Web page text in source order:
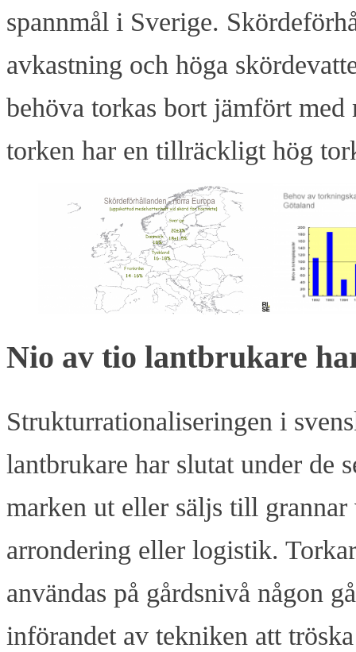
spannmål i Sverige.
avkastning och höga
behöva torkas bort jämfört
torken har en tillräckligt hög
Nio av tio lantbrukare
Strukturrationaliseringen i
lantbrukare har slutat under de
marken ut eller säljs till
arrondering eller logistik.
användas på gårdsnivå någon
införandet av tekniken att